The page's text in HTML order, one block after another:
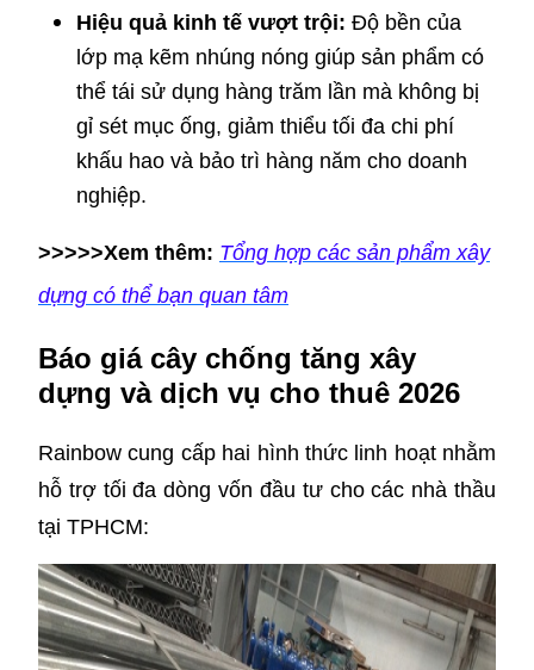
Hiệu quả kinh tế vượt trội: Độ bền của
lớp mạ kẽm nhúng nóng giúp sản phẩm có
thể tái sử dụng hàng trăm lần mà không bị
gỉ sét mục ống, giảm thiểu tối đa chi phí
khấu hao và bảo trì hàng năm cho doanh
nghiệp.
>>>>>Xem thêm: Tổng hợp các sản phẩm xây
dựng có thể bạn quan tâm
Báo giá cây chống tăng xây
dựng và dịch vụ cho thuê 2026
Rainbow cung cấp hai hình thức linh hoạt nhằm
hỗ trợ tối đa dòng vốn đầu tư cho các nhà thầu
tại TPHCM: